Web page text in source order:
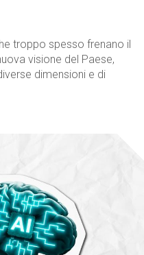
troppo spesso frenano il
visione del Paese,
dimensioni e di